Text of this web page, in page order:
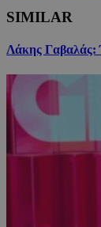
SIMILAR
Λάκης Γαβαλάς: